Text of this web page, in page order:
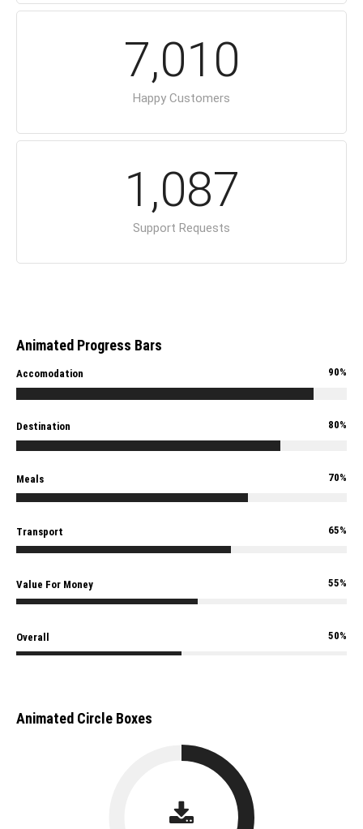
7,01 0
Happy Customers
1 ,087
Support Requests
Animated Progress Bars
Accomodation 90%
Destination 80%
Meals 70%
Transport 65%
Value For Money 55%
Overall 50%
Animated Circle Boxes